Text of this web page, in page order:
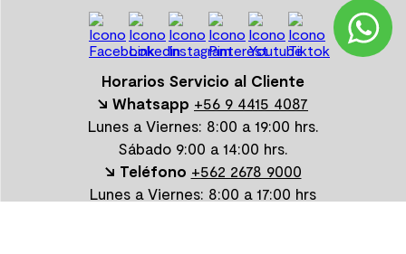
Horarios Servicio al Cliente
↘ Whatsapp +56 9 4415 4087
Lunes a Viernes: 8:00 a 19:00 hrs.
Sábado 9:00 a 14:00 hrs.
↘ Teléfono +562 2678 9000
Lunes a Viernes: 8:00 a 17:00 hrs